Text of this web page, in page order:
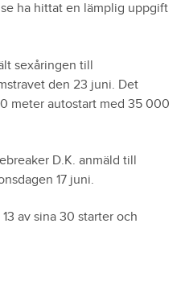
ha hittat en lämplig uppgift
sexåringen till
den 23 juni. Det
meter autostart med 35 000
D.K. anmäld till
17 juni.
av sina 30 starter och